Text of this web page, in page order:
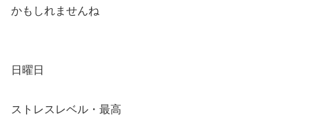
かもしれませんね
日曜日
ストレスレベル・最高